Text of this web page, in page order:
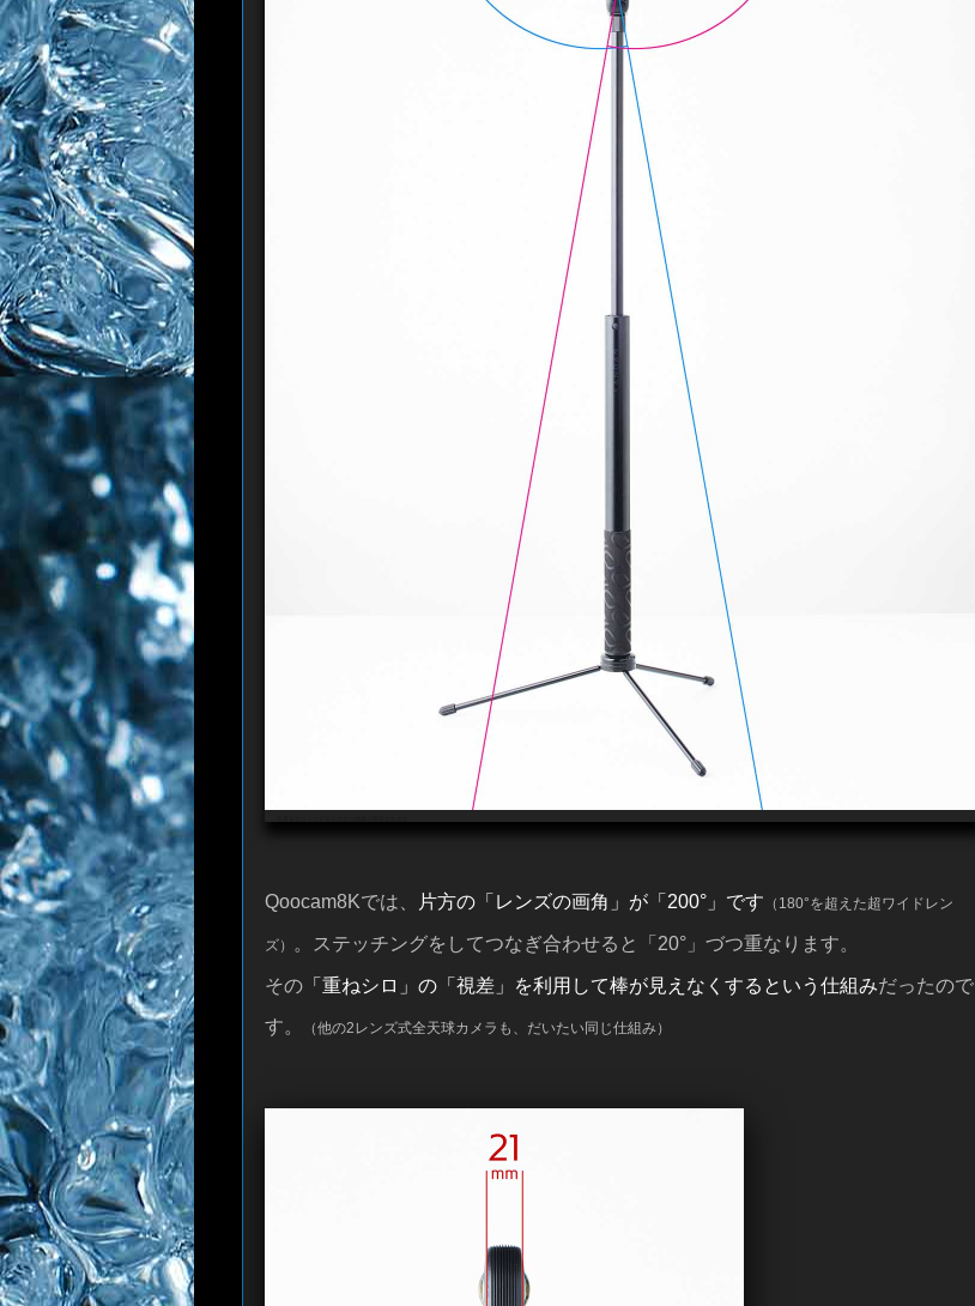
Qoocam8Kでは、 片方の「レンズの画角」が「200°」です （180°を超えた超ワイドレン
ズ） 。ステッチングをしてつなぎ合わせると「20°」づつ重なります。
その 「重ねシロ」の「視差」を利用して棒が見えなくするという仕組みだったので
す。
（他の2レンズ式全天球カメラも、だいたい同じ仕組み）